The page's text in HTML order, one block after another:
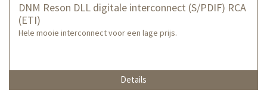
DNM Reson DLL digitale interconnect (S/PDIF) RCA
(ETI)
Hele mooie interconnect voor een lage prijs.
Details